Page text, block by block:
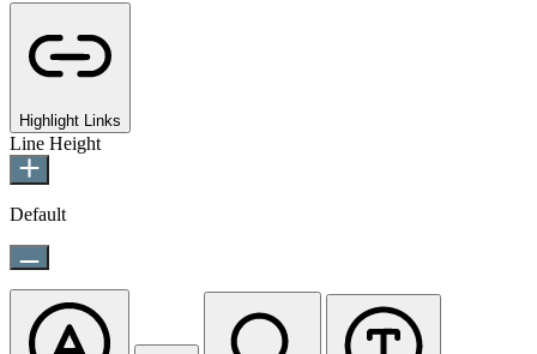
Highlight Links
Line Height
Default